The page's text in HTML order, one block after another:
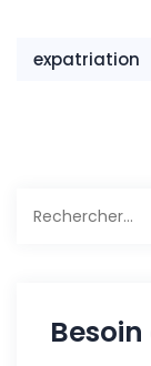
expatriation
Besoin